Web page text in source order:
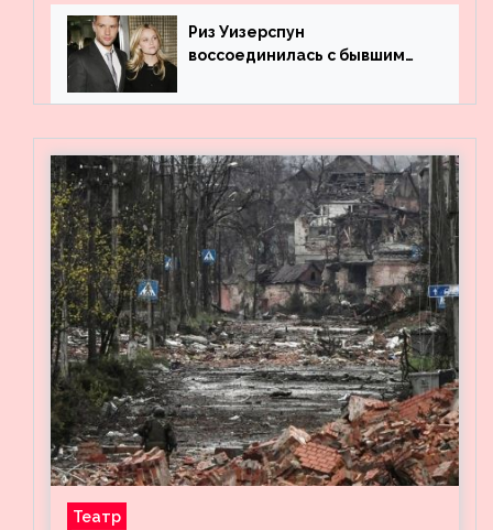
Риз Уизерспун
воссоединилась с бывшим
Театр